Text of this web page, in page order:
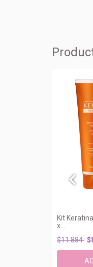
Kit
x...
$11.884